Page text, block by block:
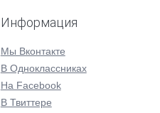
Информация
Мы Вконтакте
В Одноклассниках
На Facebook
В Твиттере